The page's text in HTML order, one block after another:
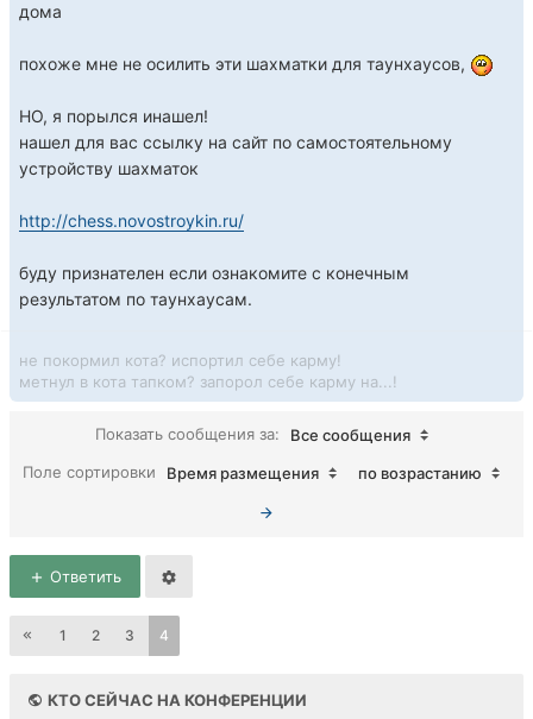
дома
похоже мне не осилить эти шахматки для таунхаусов,
НО, я порылся инашел!
нашел для вас ссылку на сайт по самостоятельному
устройству шахматок
http://chess.novostroykin.ru/
буду признателен если ознакомите с конечным
результатом по таунхаусам.
не покормил кота? испортил себе карму!
метнул в кота тапком? запорол себе карму на...!
Показать сообщения за:
Все сообщения
Поле сортировки
Время размещения по возрастанию
Ответить
1 2 3 4
КТО СЕЙЧАС НА КОНФЕРЕНЦИИ